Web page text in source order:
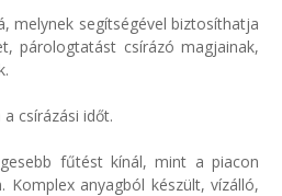
melynek segítségével biztosíthatja
párologtatást csírázó magjainak,
csírázási időt.
fűtést kínál, mint a piacon
anyagból készült, vízálló,